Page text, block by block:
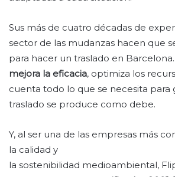
Sus más de cuatro décadas de
sector de las mudanzas hacen que
para hacer un traslado en Barcelona.
mejora la eficacia, optimiza los
cuenta todo lo que se necesita para
traslado se produce como debe.
Y, al ser una de las empresas más
la calidad y
la sostenibilidad medioambiental,